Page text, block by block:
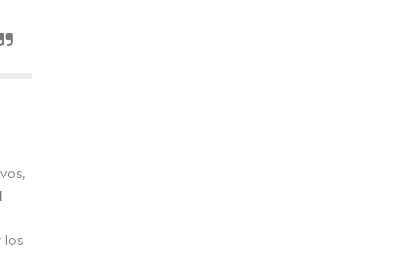
los